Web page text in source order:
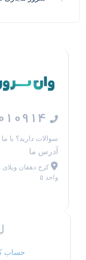
026-91010914
سوالات دارید؟ با ما
آدرس ما
کرج دهقان ویلای
واحد ۵
حساب